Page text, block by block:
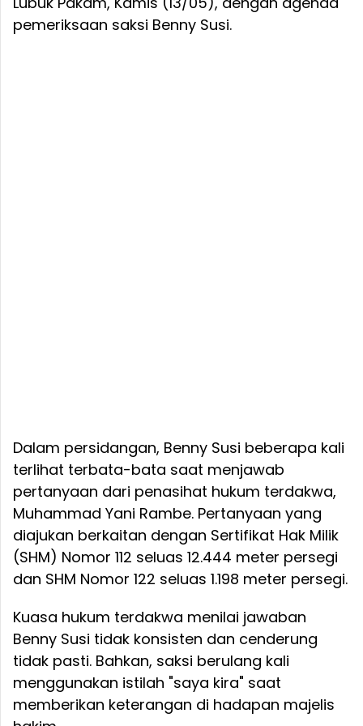
pemeriksaan saksi Benny Susi.
Dalam persidangan, Benny Susi beberapa kali
terlihat terbata-bata saat menjawab
pertanyaan dari penasihat hukum terdakwa,
Muhammad Yani Rambe. Pertanyaan yang
diajukan berkaitan dengan Sertifikat Hak Milik
(SHM) Nomor 112 seluas 12.444 meter persegi
dan SHM Nomor 122 seluas 1.198 meter persegi.
Kuasa hukum terdakwa menilai jawaban
Benny Susi tidak konsisten dan cenderung
tidak pasti. Bahkan, saksi berulang kali
menggunakan istilah "saya kira" saat
memberikan keterangan di hadapan majelis